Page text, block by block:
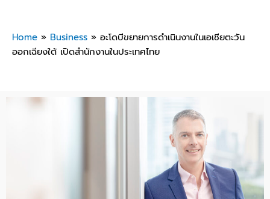
Home » Business » อะโดบีขยายการดำเนินงานในเอเชียตะวัน
ออกเฉียงใต้ เปิดสำนักงานในประเทศไทย